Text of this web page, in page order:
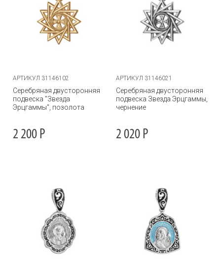
АРТИКУЛ 31146102
Серебряная двусторонняя
подвеска "Звезда
Эрцгаммы", позолота
2 200 Р
АРТИКУЛ 31146021
Серебряная двусторонняя
подвеска Звезда Эрцгаммы,
чернение
2 020 Р